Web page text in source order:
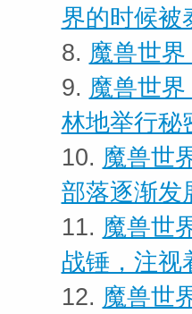
界的时候被
8. 魔兽世
9. 魔兽世
林地举行秘
10. 魔兽世
部落逐渐发
11. 魔兽世
战锤，注视
12. 魔兽世